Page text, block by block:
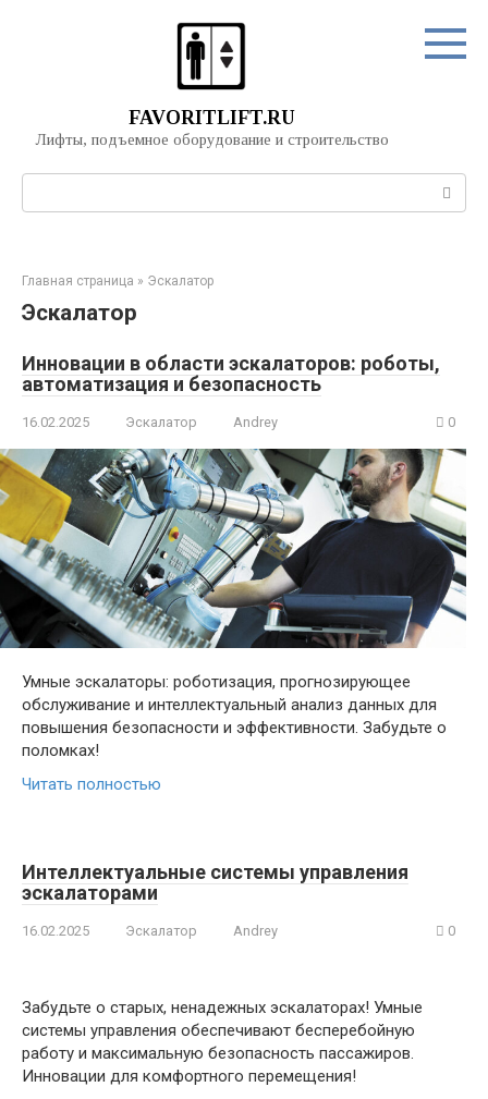
FAVORITLIFT.RU
Лифты, подъемное оборудование и строительство
Главная страница » Эскалатор
Эскалатор
Инновации в области эскалаторов: роботы,
автоматизация и безопасность
16.02.2025 Эскалатор Andrey 0
Умные эскалаторы: роботизация, прогнозирующее
обслуживание и интеллектуальный анализ данных для
повышения безопасности и эффективности. Забудьте о
поломках!
Читать полностью
Интеллектуальные системы управления
эскалаторами
16.02.2025 Эскалатор Andrey 0
Забудьте о старых, ненадежных эскалаторах! Умные
системы управления обеспечивают бесперебойную
работу и максимальную безопасность пассажиров.
Инновации для комфортного перемещения!